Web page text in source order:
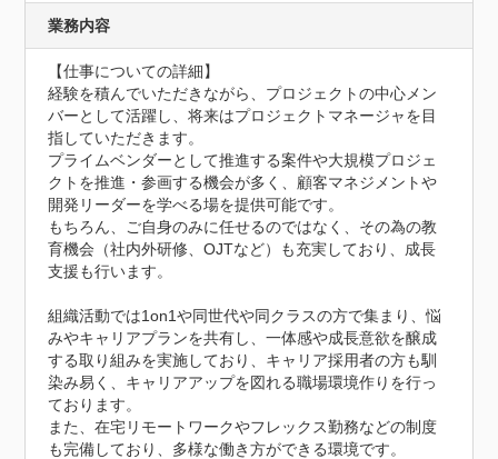
業務内容
【仕事についての詳細】
経験を積んでいただきながら、プロジェクトの中心メン
バーとして活躍し、将来はプロジェクトマネージャを目
指していただきます。
プライムベンダーとして推進する案件や大規模プロジェ
クトを推進・参画する機会が多く、顧客マネジメントや
開発リーダーを学べる場を提供可能です。
もちろん、ご自身のみに任せるのではなく、その為の教
育機会（社内外研修、OJTなど）も充実しており、成長
支援も行います。
組織活動では1on1や同世代や同クラスの方で集まり、悩
みやキャリアプランを共有し、一体感や成長意欲を醸成
する取り組みを実施しており、キャリア採用者の方も馴
染み易く、キャリアアップを図れる職場環境作りを行っ
ております。
また、在宅リモートワークやフレックス勤務などの制度
も完備しており、多様な働き方ができる環境です。